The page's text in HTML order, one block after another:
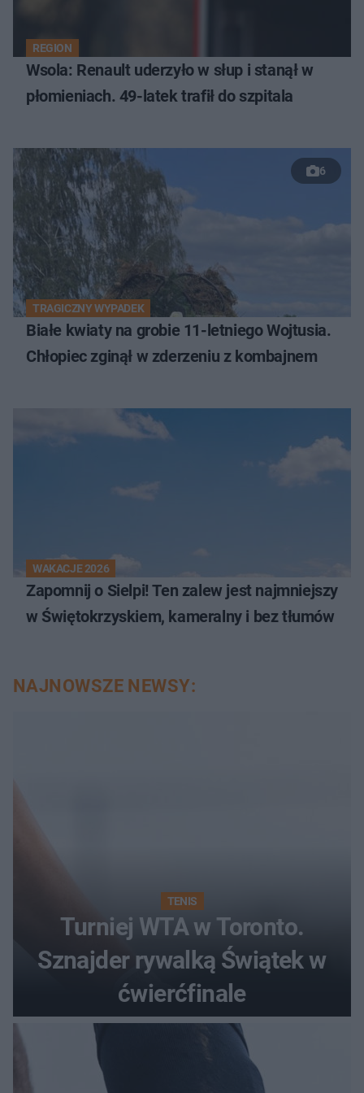
REGION
Wsola: Renault uderzyło w słup i stanął w
płomieniach. 49-latek trafił do szpitala
6
TRAGICZNY WYPADEK
Białe kwiaty na grobie 11-letniego Wojtusia.
Chłopiec zginął w zderzeniu z kombajnem
WAKACJE 2026
Zapomnij o Sielpi! Ten zalew jest najmniejszy
w Świętokrzyskiem, kameralny i bez tłumów
NAJNOWSZE NEWSY:
TENIS
Turniej WTA w Toronto.
Sznajder rywalką Świątek w
ćwierćfinale